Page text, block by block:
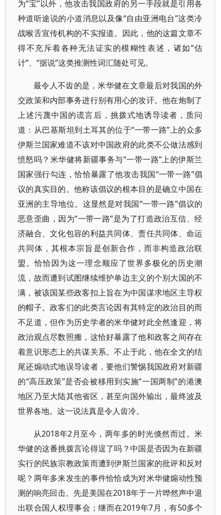
为“宝”以外，他攻击我国政府的另一手段就是引用各
种道听途说的小道消息以及像“自由亚洲电台”这类冷
战喉舌宣传机构的不实报道。因此，他的这篇文章不
得不充斥着各种无法证实的模糊性表述，诸如“估
计”、“据说”这类推测性词汇随处可见。
最令人不齿的是，米华健在文章最后对我国的外
交政策和内部事务进行别有用心的攻讦。他在炮制了
上述污蔑中国的谎言后，挑拨式地诱导读者，质问
道：从巴基斯坦到土耳其的位于“一带一路”上的众多
伊斯兰国家难道不该对中国政府的此类不公做法感到
愤怒吗？米华健将新疆事务与“一带一路”上的伊斯兰
国家强行勾连，恰恰暴露了他攻击我国“一带一路”倡
议的真实目的。他称该倡议的根本目的是确立中国在
亚洲的主导地位。这显然是对我国“一带一路”倡议的
恶意歪曲，因为“一带一路”是为了打造政治互信、经
济融合、文化包容的利益共同体、责任共同体、命运
共同体，其根本宗旨是创新合作，而非构造政治联
盟。恰恰因为这一理念顺应了世界多极化的历史潮
流，故而遭到试图继续维护单边主义的个别大国的不
满，被该国某些政客扣上旨在为中国谋求地区主导权
的帽子。政客们的此类言论因有其特定的政治目的而
不足道，但作为历史学者的米华健对此全然逢迎，将
政治观点尽数照搬，这恰好暴露了他和政客之间存在
着意识形态上的共谋关系。不止于此，他在全文的结
尾还煽动式地误导读者，要他们警惕我国政府对新疆
的“高压政策”是否会被移用到实施“一国两制”的港澳
地区乃至大陆其他省区，甚至向国外输出，最终波及
世界各地。这一说法真是令人齿冷。
从2018年2月至今，两年多的时光倏然而过。米
华健的这番挑拨言论得逞了吗？中国是否因为在新疆
实行的民族宗教政策而遭到伊斯兰国家的批评和反对
呢？两年多来发生的事件恰恰成为对米华健煽动性预
测的响亮回击。先是美国在2018年于一片哗然声中退
出联合国人权理事会；继而在2019年7月，有50多个